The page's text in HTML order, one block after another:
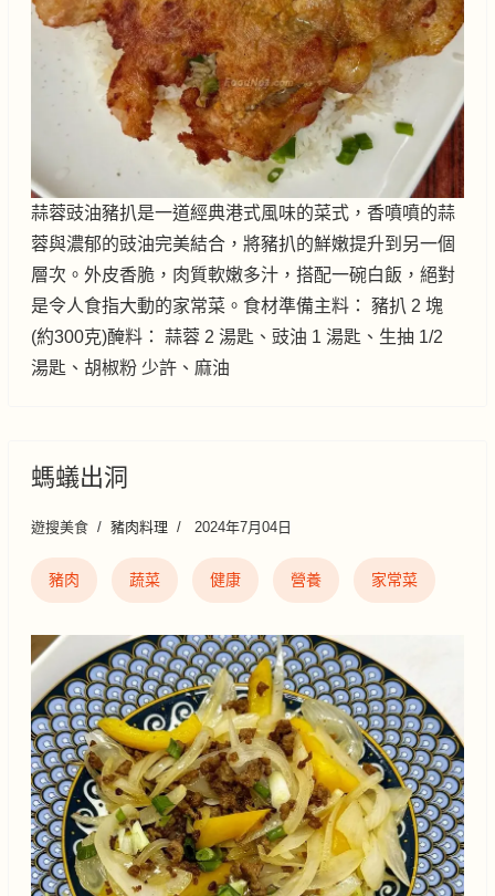
蒜蓉豉油豬扒是一道經典港式風味的菜式，香噴噴的蒜
蓉與濃郁的豉油完美結合，將豬扒的鮮嫩提升到另一個
層次。外皮香脆，肉質軟嫩多汁，搭配一碗白飯，絕對
是令人食指大動的家常菜。食材準備主料： 豬扒 2 塊
(約300克)醃料： 蒜蓉 2 湯匙、豉油 1 湯匙、生抽 1/2
湯匙、胡椒粉 少許、麻油
螞蟻出洞
遊搜美食 豬肉料理 2024年7月04日
豬肉 蔬菜 健康 營養 家常菜